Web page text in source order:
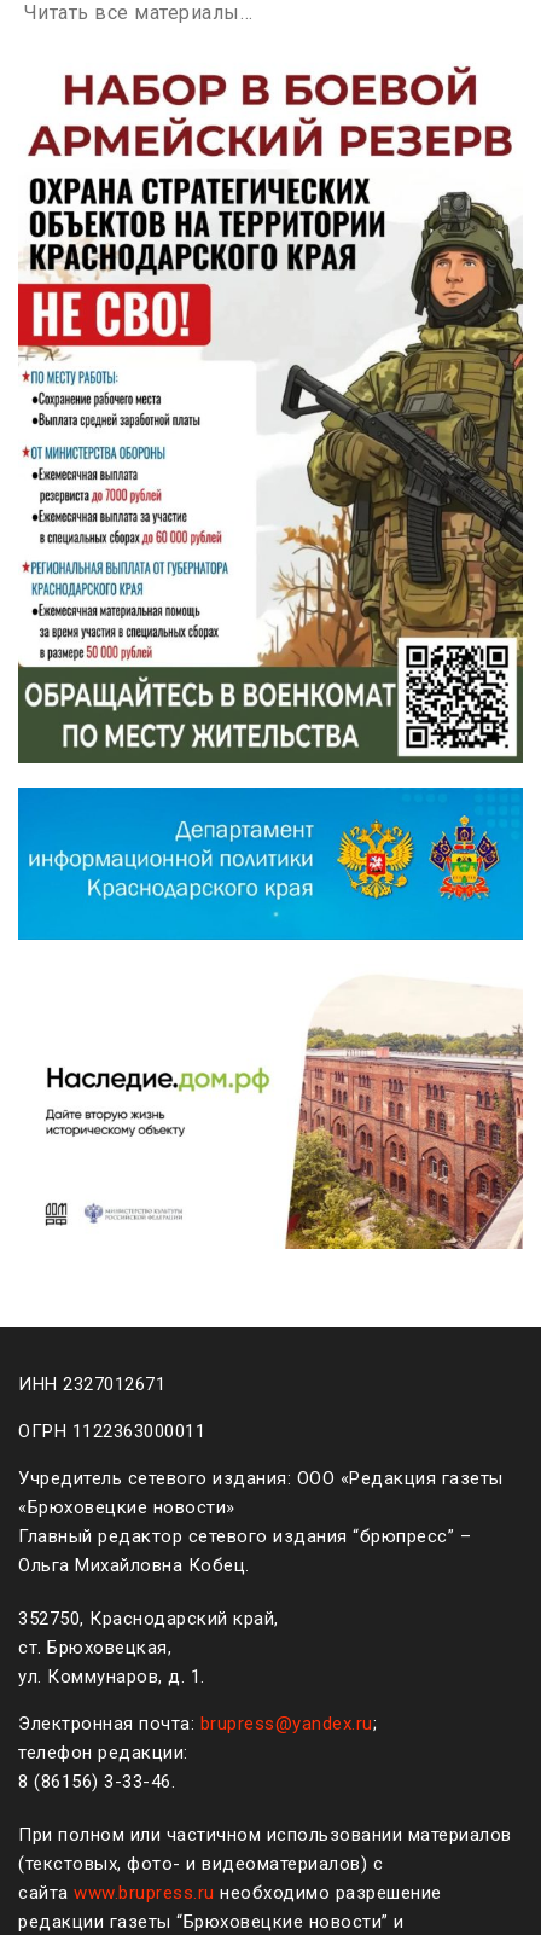
Читать все материалы…
ИНН 2327012671
ОГРН 1122363000011
Учредитель сетевого издания: ООО «Редакция газеты
«Брюховецкие новости»
Главный редактор сетевого издания “брюпресс” –
Ольга Михайловна Кобец.
352750, Краснодарский край,
ст. Брюховецкая,
ул. Коммунаров, д. 1.
Электронная почта: brupress@yandex.ru;
телефон редакции:
8 (861 56) 3-33-46
При полном или частичном использовании материалов
(текстовых, фото- и видеоматериалов) с
сайта www.brupress.ru необходимо разрешение
редакции газеты “Брюховецкие новости” и